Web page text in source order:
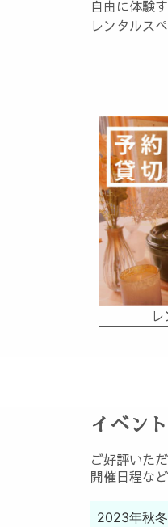
自由に体験
レンタルス
イベン
ご好評いた
開催日程な
2023年秋